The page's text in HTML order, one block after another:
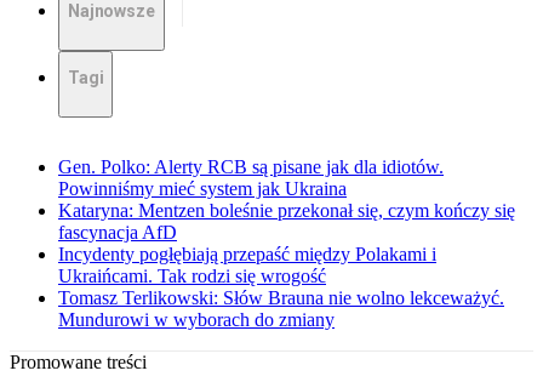
Najnowsze
Tagi
Gen. Polko: Alerty RCB są pisane jak dla idiotów.
Powinniśmy mieć system jak Ukraina
Kataryna: Mentzen boleśnie przekonał się, czym kończy się
fascynacja AfD
Incydenty pogłębiają przepaść między Polakami i
Ukraińcami. Tak rodzi się wrogość
Tomasz Terlikowski: Słów Brauna nie wolno lekceważyć.
Mundurowi w wyborach do zmiany
Promowane treści